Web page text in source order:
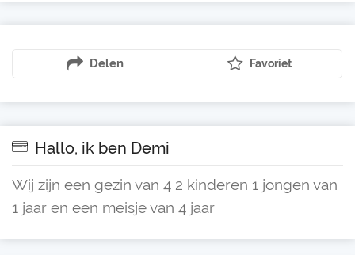
Delen Favoriet
Hallo, ik ben Demi
Wij zijn een gezin van 4 2 kinderen 1 jongen van
1 jaar en een meisje van 4 jaar